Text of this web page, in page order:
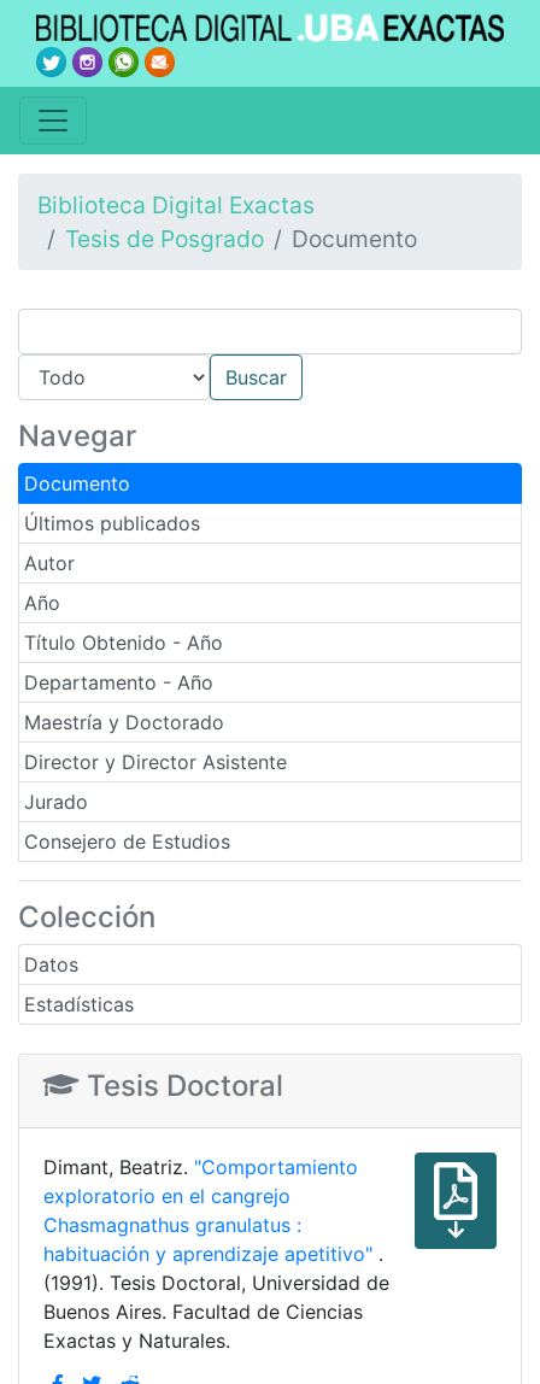
Biblioteca Digital Exactas
Tesis de Posgrado
Documento
Navegar
Documento
Últimos publicados
Autor
Año
Título Obtenido - Año
Departamento - Año
Maestría y Doctorado
Director y Director Asistente
Jurado
Consejero de Estudios
Colección
Datos
Estadísticas
Tesis Doctoral
Dimant, Beatriz. "Comportamiento
exploratorio en el cangrejo
Chasmagnathus granulatus :
habituación y aprendizaje apetitivo" .
(1991). Tesis Doctoral, Universidad de
Buenos Aires. Facultad de Ciencias
Exactas y Naturales.